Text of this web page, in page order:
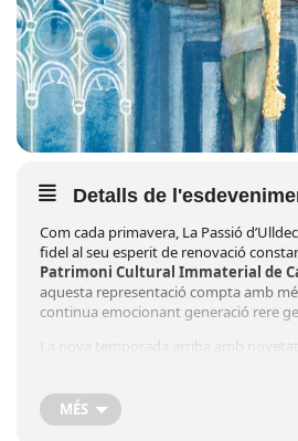
Detalls de
Com cada primavera, La Passió
fidel al seu esperit de renovació
Patrimoni Cultural Immaterial de
aquesta representació compta amb
continua emocionant generació rere
La nova temporada arriba amb
escenografies transforma part de
experiència encara més immersiva.
MÉS